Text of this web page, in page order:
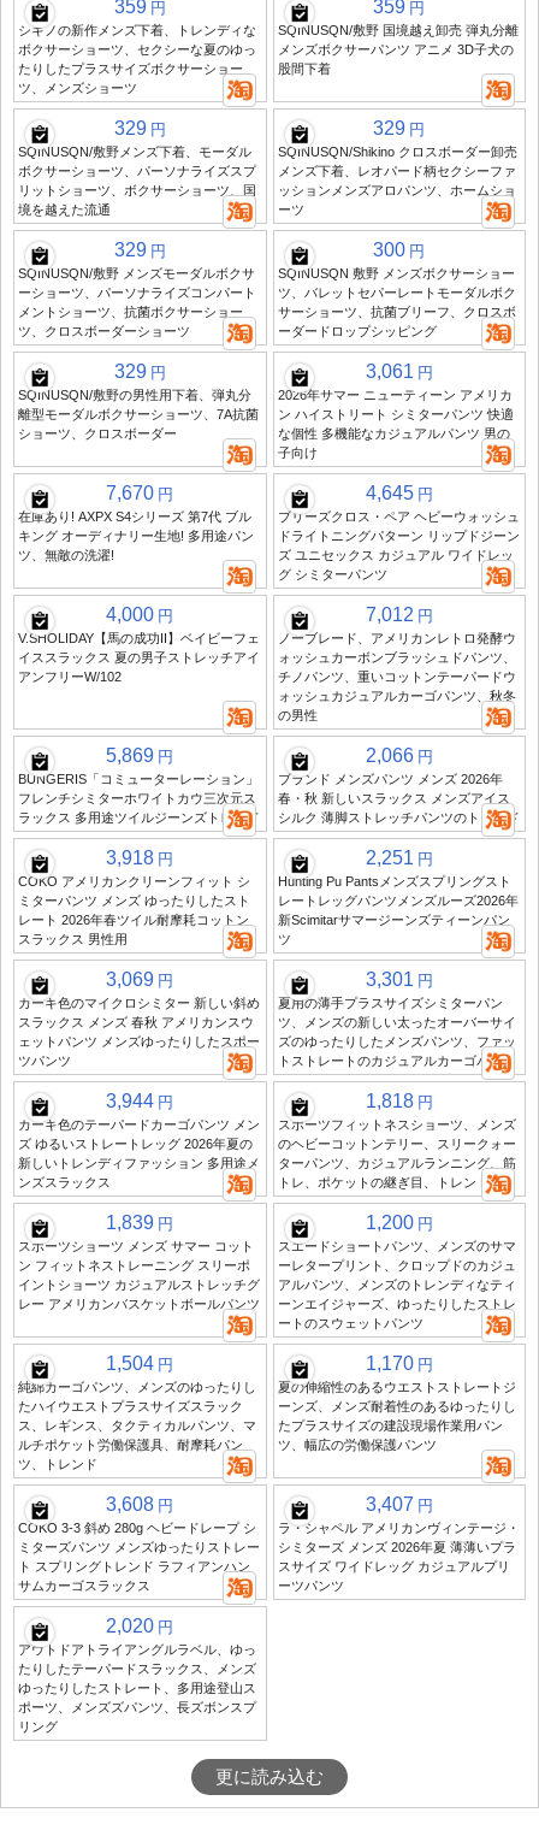
359 円
シキノの新作メンズ下着、トレンディな
ボクサーショーツ、セクシーな夏のゆっ
たりしたプラスサイズボクサーショー
ツ、メンズショーツ
359 円
SQINUSQN/敷野 国境越え卸売 弾丸分離
メンズボクサーパンツ アニメ 3D子犬の
股間下着
329 円
SQINUSQN/敷野メンズ下着、モーダル
ボクサーショーツ、パーソナライズスプ
リットショーツ、ボクサーショーツ、国
境を越えた流通
329 円
SQINUSQN/Shikino クロスボーダー卸売
メンズ下着、レオパード柄セクシーファ
ッションメンズアロパンツ、ホームショ
ーツ
329 円
SQINUSQN/敷野 メンズモーダルボクサ
ーショーツ、パーソナライズコンパート
メントショーツ、抗菌ボクサーショー
ツ、クロスボーダーショーツ
300 円
SQINUSQN 敷野 メンズボクサーショー
ツ、バレットセパーレートモーダルボク
サーショーツ、抗菌ブリーフ、クロスボ
ーダードロップシッピング
329 円
SQINUSQN/敷野の男性用下着、弾丸分
離型モーダルボクサーショーツ、7A抗菌
ショーツ、クロスボーダー
3,061 円
2026年サマー ニューティーン アメリカ
ン ハイストリート シミターパンツ 快適
な個性 多機能なカジュアルパンツ 男の
子向け
7,670 円
在庫あり! AXPX S4シリーズ 第7代 ブル
キング オーディナリー生地! 多用途パン
ツ、無敵の洗濯!
4,645 円
ブリーズクロス・ペア ヘビーウォッシュ
ドライトニングパターン リップドジーン
ズ ユニセックス カジュアル ワイドレッ
グ シミターパンツ
4,000 円
V.SHOLIDAY【馬の成功II】ベイビーフェ
イススラックス 夏の男子ストレッチアイ
アンフリーW/102
7,012 円
ノーブレード、アメリカンレトロ発酵ウ
ォッシュカーボンブラッシュドパンツ、
チノパンツ、重いコットンテーパードウ
ォッシュカジュアルカーゴパンツ、秋冬
の男性
5,869 円
BUNGERIS「コミューターレーション」
フレンチシミターホワイトカウ三次元ス
ラックス 多用途ツイルジーンズトレンド
2,066 円
ブランド メンズパンツ メンズ 2026年
春・秋 新しいスラックス メンズアイス
シルク 薄脚ストレッチパンツのトレンド
3,918 円
COKO アメリカンクリーンフィット シ
ミターパンツ メンズ ゆったりしたスト
レート 2026年春ツイル耐摩耗コットン
スラックス 男性用
2,251 円
Hunting Pu Pantsメンズスプリングスト
レートレッグパンツメンズルーズ2026年
新Scimitarサマージーンズティーンパン
ツ
3,069 円
カーキ色のマイクロシミター 新しい斜め
スラックス メンズ 春秋 アメリカンスウ
ェットパンツ メンズゆったりしたスポー
ツパンツ
3,301 円
夏用の薄手プラスサイズシミターパン
ツ、メンズの新しい太ったオーバーサイ
ズのゆったりしたメンズパンツ、ファッ
トストレートのカジュアルカーゴパンツ
3,944 円
カーキ色のテーパードカーゴパンツ メン
ズ ゆるいストレートレッグ 2026年夏の
新しいトレンディファッション 多用途メ
ンズスラックス
1,818 円
スポーツフィットネスショーツ、メンズ
のヘビーコットンテリー、スリークォー
ターパンツ、カジュアルランニング、筋
トレ、ポケットの継ぎ目、トレンド
1,839 円
スポーツショーツ メンズ サマー コット
ン フィットネストレーニング スリーポ
イントショーツ カジュアルストレッチグ
レー アメリカンバスケットボールパンツ
1,200 円
スエードショートパンツ、メンズのサマ
ーレタープリント、クロップドのカジュ
アルパンツ、メンズのトレンディなティ
ーンエイジャーズ、ゆったりしたストレ
ートのスウェットパンツ
1,504 円
純綿カーゴパンツ、メンズのゆったりし
たハイウエストプラスサイズスラック
ス、レギンス、タクティカルパンツ、マ
ルチポケット労働保護具、耐摩耗パン
ツ、トレンド
1,170 円
夏の伸縮性のあるウエストストレートジ
ーンズ、メンズ耐着性のあるゆったりし
たプラスサイズの建設現場作業用パン
ツ、幅広の労働保護パンツ
3,608 円
COKO 3-3 斜め 280g ヘビードレープ シ
ミターズパンツ メンズゆったりストレー
ト スプリングトレンド ラフィアンハン
サムカーゴスラックス
3,407 円
ラ・シャペル アメリカンヴィンテージ・
シミターズ メンズ 2026年夏 薄薄いプラ
スサイズ ワイドレッグ カジュアルプリ
ーツパンツ
2,020 円
アウトドアトライアングルラベル、ゆっ
たりしたテーパードスラックス、メンズ
ゆったりしたストレート、多用途登山ス
ポーツ、メンズズパンツ、長ズボンスプ
リング
更に読み込む